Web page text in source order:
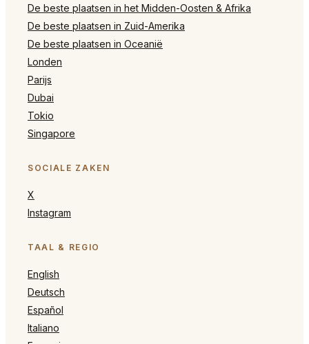
De beste plaatsen in het Midden-Oosten & Afrika
De beste plaatsen in Zuid-Amerika
De beste plaatsen in Oceanië
Londen
Parijs
Dubai
Tokio
Singapore
SOCIALE ZAKEN
X
Instagram
TAAL & REGIO
English
Deutsch
Español
Italiano